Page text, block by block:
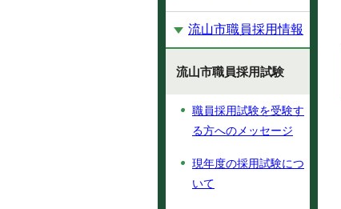
流山市職員採用情報
流山市職員採用試験
職員採用試験を受験す
る方へのメッセージ
現年度の採用試験につ
いて